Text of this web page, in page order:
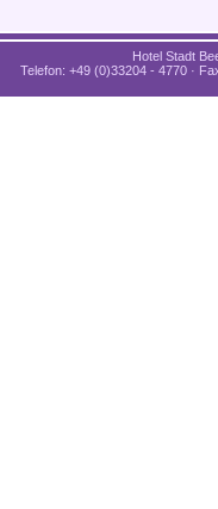
Hotel Stadt
Telefon: +49 (0)33204 - 4770 ·